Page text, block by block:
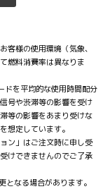
様の使用環境（気象、
燃料消費率は異なりま
ドを平均的な使用時間配分
号や渋滞等の影響を受け
等の影響をあまり受けな
想定しています。
ン」はご注文時に申し受
けできませんのでご了承
なる場合があります。